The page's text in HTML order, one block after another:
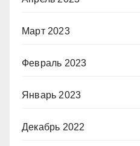
Март 2023
Февраль 2023
Январь 2023
Декабрь 2022